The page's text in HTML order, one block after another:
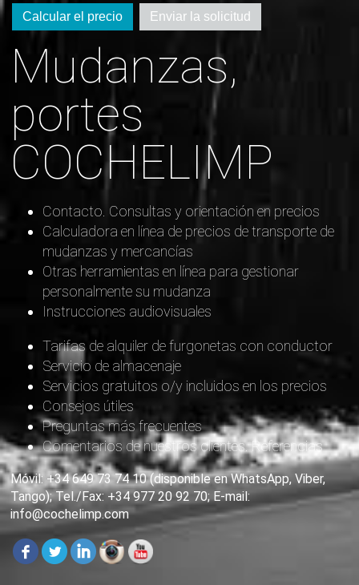
Calcular el precio Enviar la solicitud
Mudanzas,
portes
COCHELIMP
Contacto. Consultas y orientación en precios
Calculadora en línea de precios de transporte de
mudanzas y mercancías
Otras herramientas en línea para gestionar
personalmente su mudanza
Instrucciones audiovisuales
Tarifas de alquiler de furgonetas con conductor
Servicio de almacenaje
Servicios gratuitos o/y incluidos en los precios
Consejos útiles
Preguntas más frecuentes
Comentarios de nuestros clientes. Referencias
Móvil: +34 649 73 74 10 (disponible en WhatsApp, Viber,
Tango); Tel./Fax: +34 977 20 92 70; E-mail:
info@cochelimp.com